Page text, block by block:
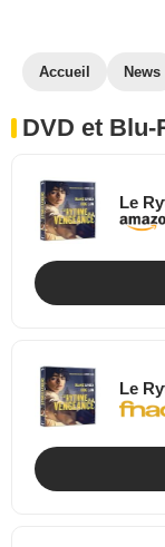
Accueil News
DVD et Blu-
Le
Le